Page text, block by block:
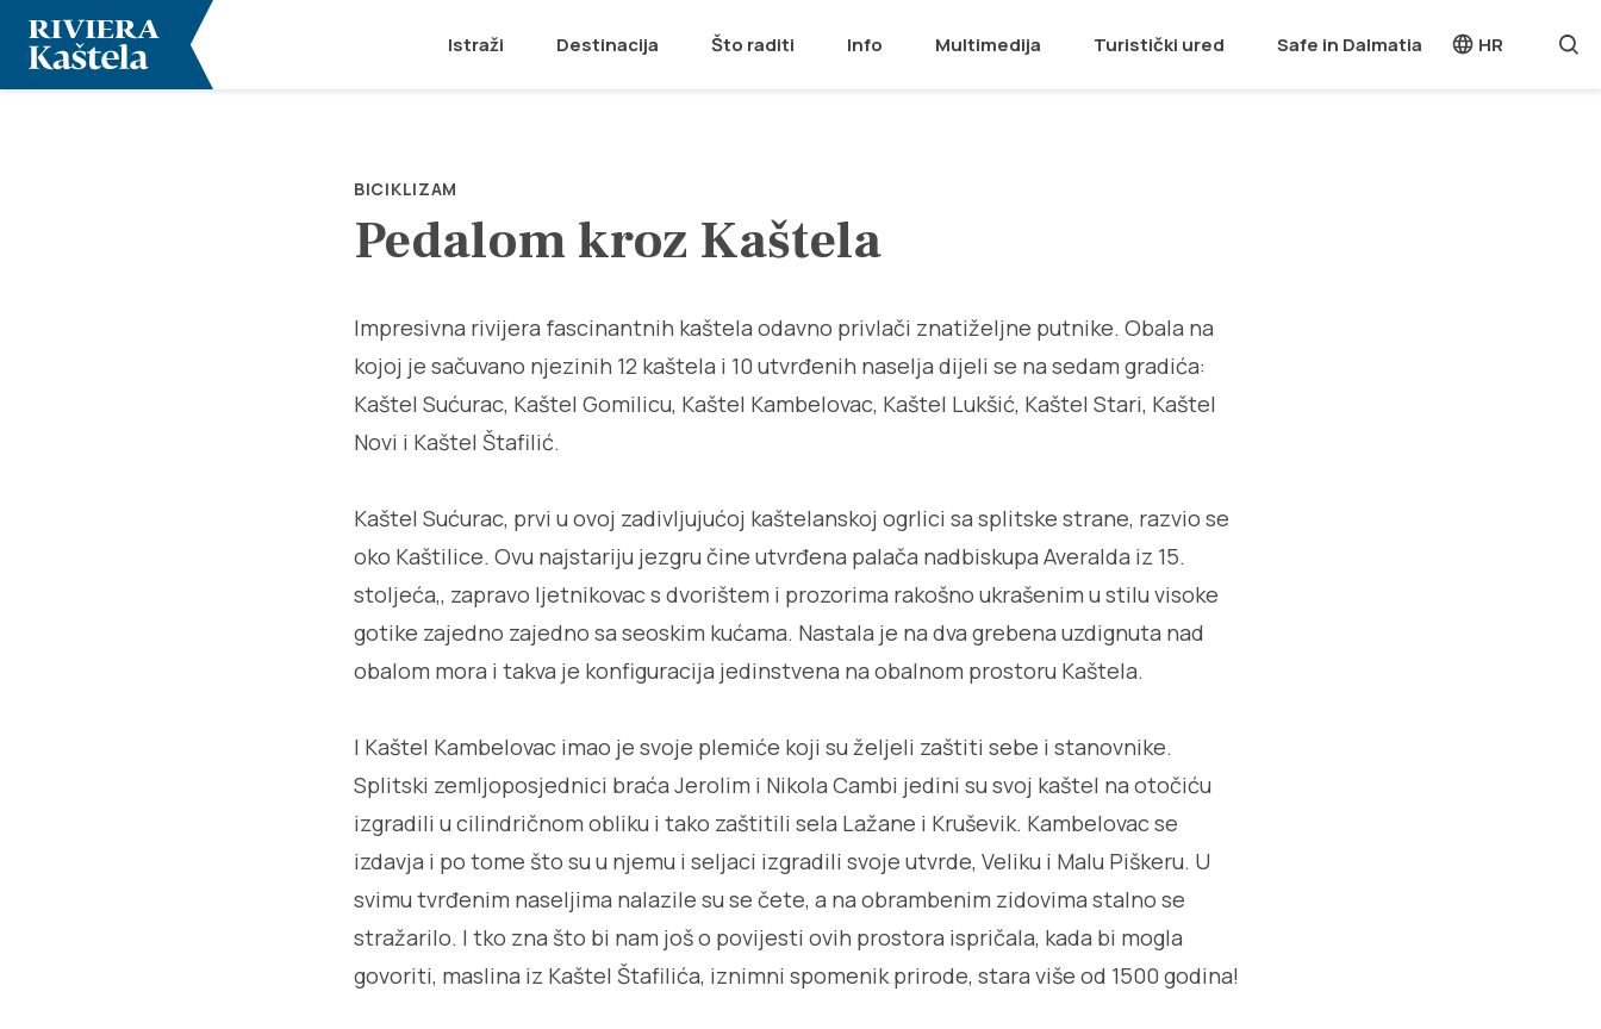
Istraži Destinacija Što raditi Info Multimedija Turistički ured Safe in Dalmatia HR
BICIKLIZAM
Pedalom kroz Kaštela
Impresivna rivijera fascinantnih kaštela odavno privlači znatiželjne putnike. Obala na
kojoj je sačuvano njezinih 12 kaštela i 10 utvrđenih naselja dijeli se na sedam gradića:
Kaštel Sućurac, Kaštel Gomilicu, Kaštel Kambelovac, Kaštel Lukšić, Kaštel Stari, Kaštel
Novi i Kaštel Štafilić.
Kaštel Sućurac, prvi u ovoj zadivljujućoj kaštelanskoj ogrlici sa splitske strane, razvio se
oko Kaštilice. Ovu najstariju jezgru čine utvrđena palača nadbiskupa Averalda iz 15.
stoljeća,, zapravo ljetnikovac s dvorištem i prozorima rakošno ukrašenim u stilu visoke
gotike zajedno zajedno sa seoskim kućama. Nastala je na dva grebena uzdignuta nad
obalom mora i takva je konfiguracija jedinstvena na obalnom prostoru Kaštela.
I Kaštel Kambelovac imao je svoje plemiće koji su željeli zaštiti sebe i stanovnike.
Splitski zemljoposjednici braća Jerolim i Nikola Cambi jedini su svoj kaštel na otočiću
izgradili u cilindričnom obliku i tako zaštitili sela Lažane i Kruševik. Kambelovac se
izdavja i po tome što su u njemu i seljaci izgradili svoje utvrde, Veliku i Malu Piškeru. U
svimu tvrđenim naseljima nalazile su se čete, a na obrambenim zidovima stalno se
stražarilo. I tko zna što bi nam još o povijesti ovih prostora ispričala, kada bi mogla
govoriti, maslina iz Kaštel Štafilića, iznimni spomenik prirode, stara više od 1500 godina!